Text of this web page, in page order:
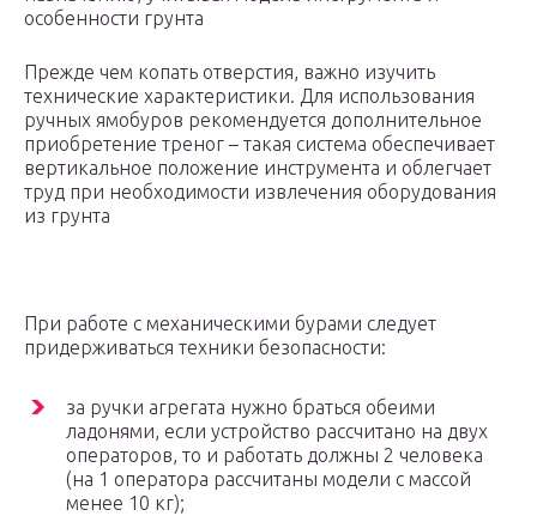
особенности грунта
Прежде чем копать отверстия, важно изучить
технические характеристики. Для использования
ручных ямобуров рекомендуется дополнительное
приобретение треног – такая система обеспечивает
вертикальное положение инструмента и облегчает
труд при необходимости извлечения оборудования
из грунта
При работе с механическими бурами следует
придерживаться техники безопасности:
за ручки агрегата нужно браться обеими
ладонями, если устройство рассчитано на двух
операторов, то и работать должны 2 человека
(на 1 оператора рассчитаны модели с массой
менее 10 кг);